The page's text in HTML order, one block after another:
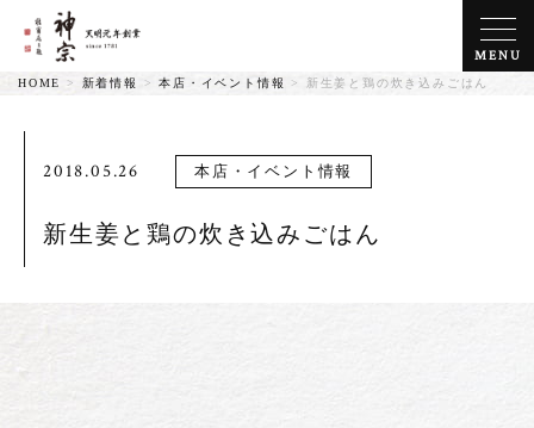
MENU
HOME > 新着情報 >本店・イベント情報 > 新生姜と鶏の炊き込みごはん
2018.05.26 本店・イベント情報
新生姜と鶏の炊き込みごはん